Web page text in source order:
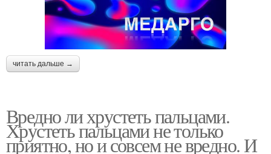
читать дальше →
Вредно ли хрустеть пальцами.
Хрустеть пальцами не только
приятно, но и совсем не вредно. И